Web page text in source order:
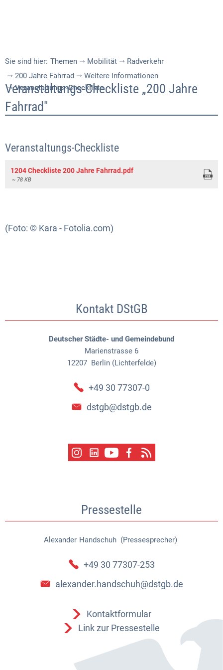
Sie sind hier: Themen Mobilität
Radverkehr
200 Jahre Fahrrad
Weitere Informationen
Veranstaltungs-Checkliste
Veranstaltungs-
Checkliste
Veranstaltungs-Checkliste „200 Jahre
Fahrrad"
Veranstaltungs-Checkliste
1204 Checkliste 200 Jahre Fahrrad.pdf
~ 78 KB
(Foto: © Kara - Fotolia.com)
Kontakt DStGB
Deutscher Städte- und Gemeindebund
Marienstrasse 6
12207 Berlin (Lichterfelde)
+49 30 77307-0
dstgb@dstgb.de
Pressestelle
Alexander Handschuh (Pressesprecher)
Alexander Handschuh
+49 30 77307-253
alexander.handschuh@dstgb.de
Kontaktformular
Link zur Pressestelle